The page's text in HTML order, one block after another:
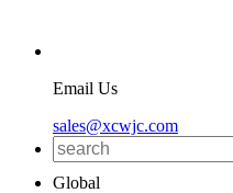
Email Us
sales@xcwjc.com
Global